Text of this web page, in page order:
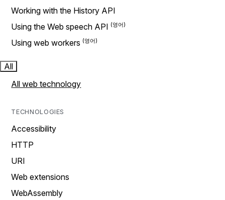
Working with the History API
Using the Web speech API
Using web workers
All
All web technology
TECHNOLOGIES
Accessibility
HTTP
URI
Web extensions
WebAssembly